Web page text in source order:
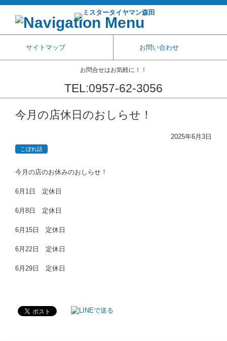
サイトマップ お問い合わせ
お問合せはお気軽に！！
TEL:0957-62-3056
コンテンツに移動
今月の店休日のおしらせ！
2025年6月3日
こぼれ話
今月の店のお休みのおしらせ！
6月1日 定休日
6月8日 定休日
6月15日 定休日
6月22日 定休日
6月29日 定休日